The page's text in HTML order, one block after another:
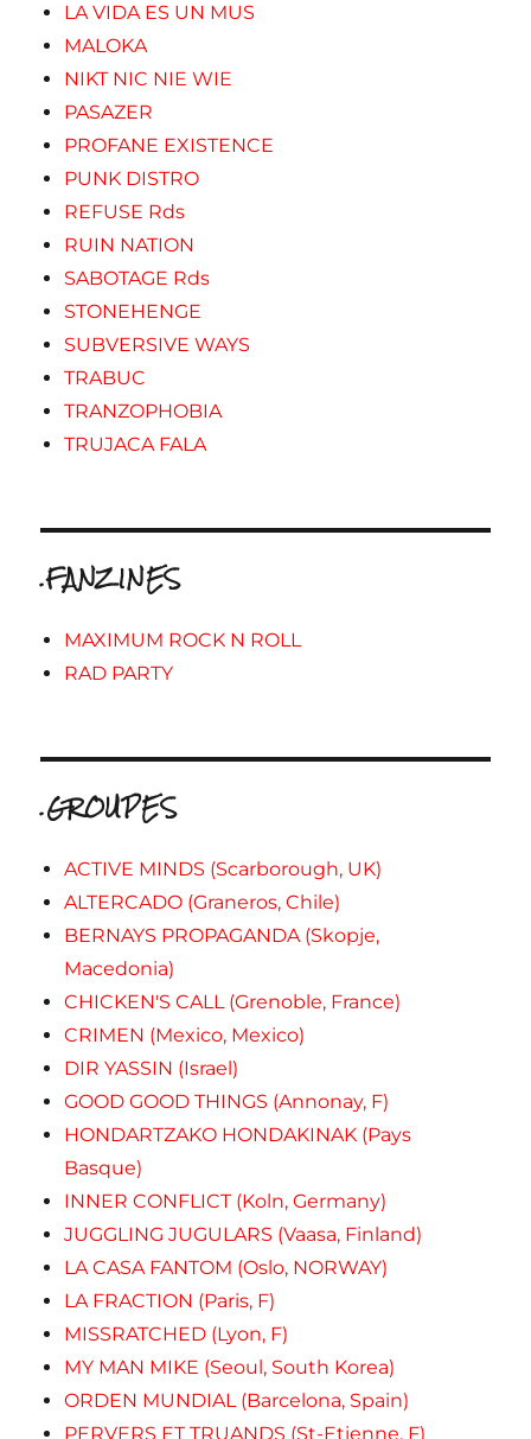
LA VIDA ES UN MUS
MALOKA
NIKT NIC NIE WIE
PASAZER
PROFANE EXISTENCE
PUNK DISTRO
REFUSE Rds
RUIN NATION
SABOTAGE Rds
STONEHENGE
SUBVERSIVE WAYS
TRABUC
TRANZOPHOBIA
TRUJACA FALA
.FANZINES
MAXIMUM ROCK N ROLL
RAD PARTY
.GROUPES
ACTIVE MINDS (Scarborough, UK)
ALTERCADO (Graneros, Chile)
BERNAYS PROPAGANDA (Skopje,
Macedonia)
CHICKEN'S CALL (Grenoble, France)
CRIMEN (Mexico, Mexico)
DIR YASSIN (Israel)
GOOD GOOD THINGS (Annonay, F)
HONDARTZAKO HONDAKINAK (Pays
Basque)
INNER CONFLICT (Koln, Germany)
JUGGLING JUGULARS (Vaasa, Finland)
LA CASA FANTOM (Oslo, NORWAY)
LA FRACTION (Paris, F)
MISSRATCHED (Lyon, F)
MY MAN MIKE (Seoul, South Korea)
ORDEN MUNDIAL (Barcelona, Spain)
PERVERS ET TRUANDS (St-Etienne, F)